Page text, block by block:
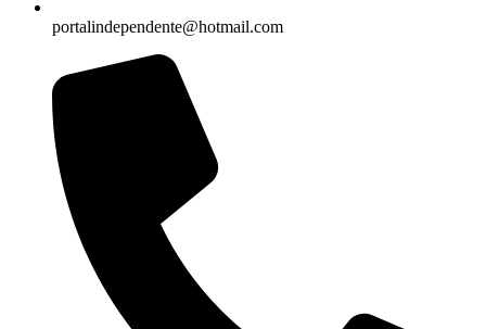
portalindependente@hotmail.com